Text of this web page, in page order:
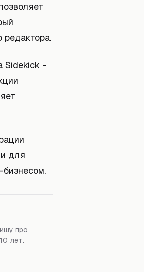
редактора.
Sidekick -
для
бизнесом.
про
лет.